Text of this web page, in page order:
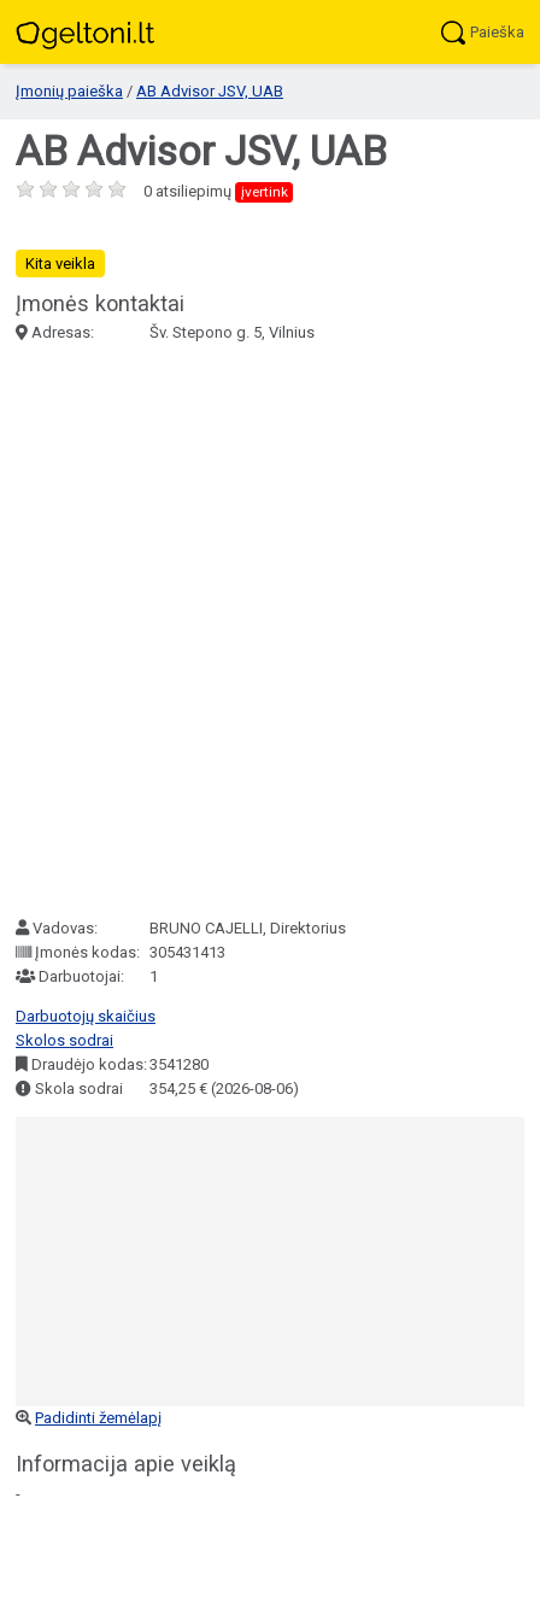
Paieška
Įmonių paieška / AB Advisor JSV, UAB
AB Advisor JSV, UAB
0 atsiliepimų įvertink
Kita veikla
Įmonės kontaktai
Adresas: Šv. Stepono g. 5, Vilnius
Vadovas:
BRUNO CAJELLI, Direktorius
Įmonės kodas: 305431413
Darbuotojai:
1
Darbuotojų skaičius
Skolos sodrai
Draudėjo kodas:3541280
Skola sodrai
354,25 € (2026-08-06)
Padidinti žemėlapį
Informacija apie veiklą
-